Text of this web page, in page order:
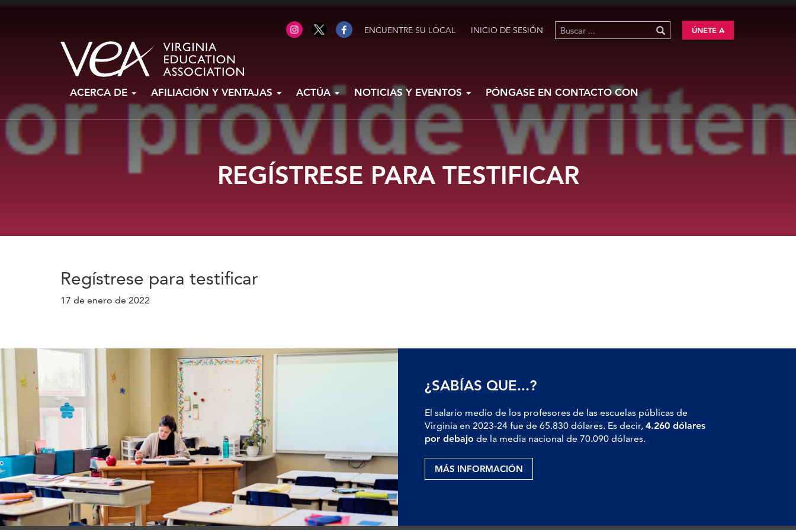
ENCUENTRE SU LOCAL INICIO DE SESIÓN ÚNETE A
contenido
ACERCA DE AFILIACIÓN Y VENTAJAS ACTÚA NOTICIAS Y EVENTOS PÓNGASE EN CONTACTO CON
REGÍSTRESE PARA TESTIFICAR
Regístrese para testificar
17 de enero de 2022
¿SABÍAS QUE...?
El salario medio de los profesores de las escuelas públicas de
Virginia en 2023-24 fue de 65.830 dólares. Es decir, 4.260 dólares
por debajo de la media nacional de 70.090 dólares.
MÁS INFORMACIÓN